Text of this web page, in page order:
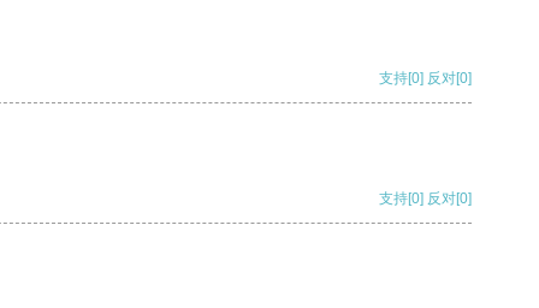
支持[0] 反对[0]
支持[0] 反对[0]